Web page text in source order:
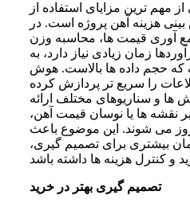
مهم ترین مزایای استفاده از
هزینه آهن پروژه است. در
آوری قیمت ها، محاسبه وزن
زمان زیادی نیاز دارد، به
که حجم داده ها بالاست. هوش
را سریع تر پردازش کرده
ها و سناریوهای مختلف ارائه
نقشه ها یا نوسان قیمت آهن،
می شوند. این موضوع باعث
بیشتری برای تصمیم گیری،
تصمیم گیری بهتر در خرید